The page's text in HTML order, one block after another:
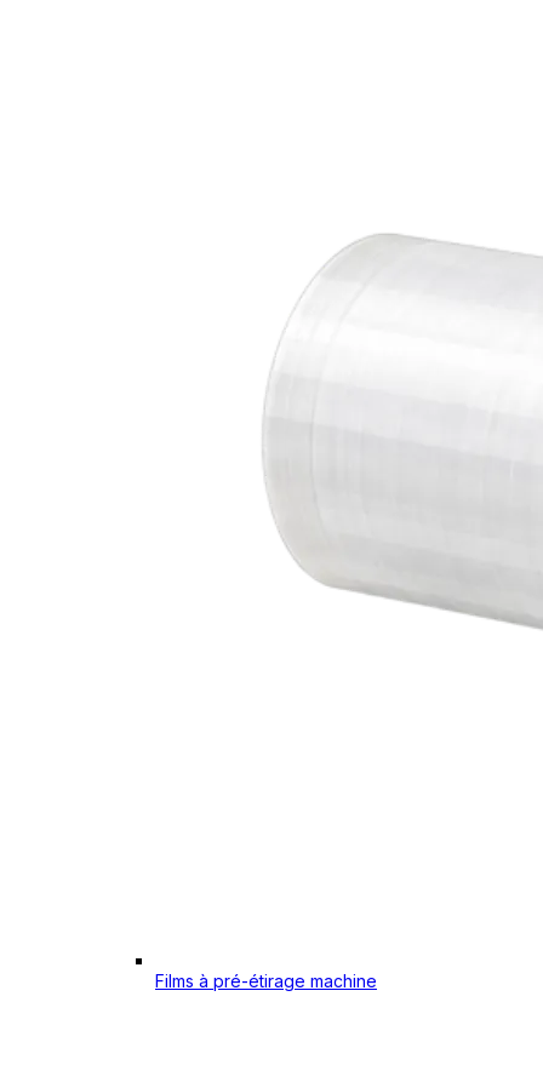
Films à pré-étirage machine